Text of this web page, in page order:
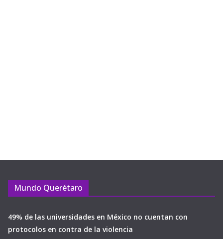
Mundo Querétaro
49% de las universidades en México no cuentan con
protocolos en contra de la violencia